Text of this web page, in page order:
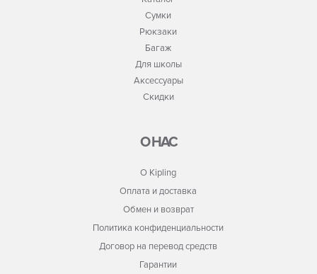
Сумки
Рюкзаки
Багаж
Для школы
Аксессуары
Скидки
О НАС
О Kipling
Оплата и доставка
Обмен и возврат
Политика конфиденциальности
Договор на перевод средств
Гарантии